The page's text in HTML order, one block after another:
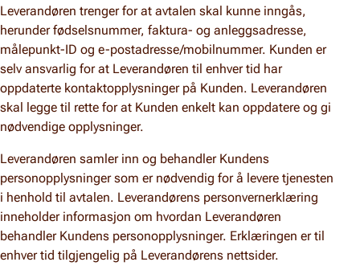
Leverandøren trenger for at avtalen skal kunne inngås,
herunder fødselsnummer, faktura- og anleggsadresse,
målepunkt-ID og e-postadresse/mobilnummer. Kunden er
selv ansvarlig for at Leverandøren til enhver tid har
oppdaterte kontaktopplysninger på Kunden. Leverandøren
skal legge til rette for at Kunden enkelt kan oppdatere og gi
nødvendige opplysninger.
Leverandøren samler inn og behandler Kundens
personopplysninger som er nødvendig for å levere tjenesten
i henhold til avtalen. Leverandørens personvernerklæring
inneholder informasjon om hvordan Leverandøren
behandler Kundens personopplysninger. Erklæringen er til
enhver tid tilgjengelig på Leverandørens nettsider.